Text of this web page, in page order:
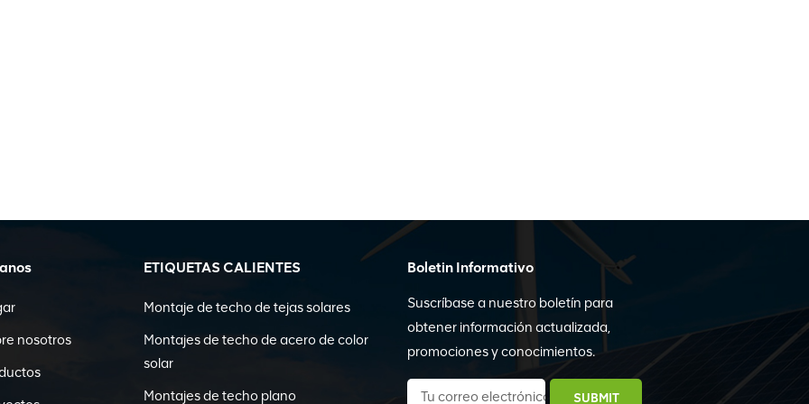
nosotros
ETIQUETAS CALIENTES
Montaje de techo de tejas solares
Montajes de techo de acero de color
solar
Montajes de techo plano
Boletin Informativo
Suscríbase a nuestro boletín para
obtener información actualizada,
promociones y conocimientos.